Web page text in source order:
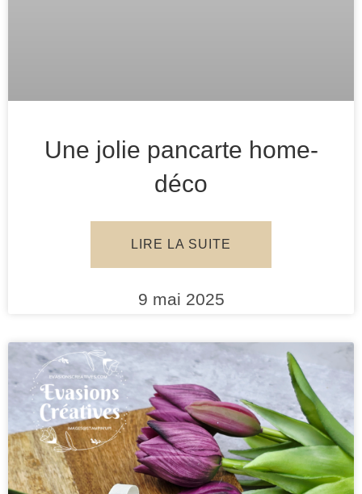
Une jolie pancarte home-
déco
LIRE LA SUITE
9 mai 2025